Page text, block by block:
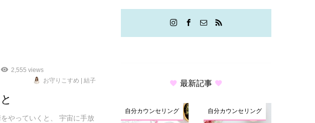
2,555 views
お守りこすめ | 結子
やっていくと、 宇宙に手放
最新記事
自分カウンセリング 自分カウンセリング